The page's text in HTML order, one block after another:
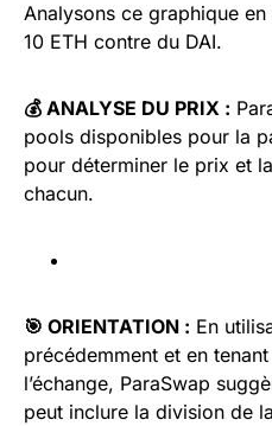
Analysons ce graphique
10 ETH contre du DAI.
💰 ANALYSE DU PRIX :
pools disponibles pour la
pour déterminer le prix et
chacun.
🎯 ORIENTATION : En
précédemment et en
l’échange, ParaSwap
peut inclure la division de